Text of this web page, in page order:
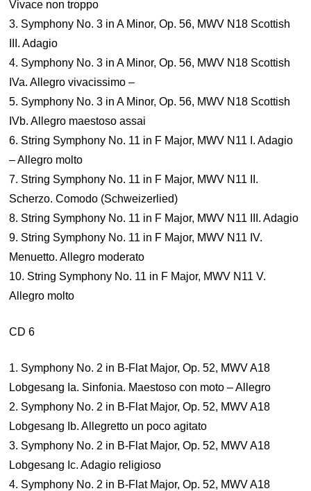
Vivace non troppo
3. Symphony No. 3 in A Minor, Op. 56, MWV N18 Scottish
III. Adagio
4. Symphony No. 3 in A Minor, Op. 56, MWV N18 Scottish
IVa. Allegro vivacissimo –
5. Symphony No. 3 in A Minor, Op. 56, MWV N18 Scottish
IVb. Allegro maestoso assai
6. String Symphony No. 11 in F Major, MWV N11 I. Adagio
– Allegro molto
7. String Symphony No. 11 in F Major, MWV N11 II.
Scherzo. Comodo (Schweizerlied)
8. String Symphony No. 11 in F Major, MWV N11 III. Adagio
9. String Symphony No. 11 in F Major, MWV N11 IV.
Menuetto. Allegro moderato
10. String Symphony No. 11 in F Major, MWV N11 V.
Allegro molto
CD 6
1. Symphony No. 2 in B-Flat Major, Op. 52, MWV A18
Lobgesang Ia. Sinfonia. Maestoso con moto – Allegro
2. Symphony No. 2 in B-Flat Major, Op. 52, MWV A18
Lobgesang Ib. Allegretto un poco agitato
3. Symphony No. 2 in B-Flat Major, Op. 52, MWV A18
Lobgesang Ic. Adagio religioso
4. Symphony No. 2 in B-Flat Major, Op. 52, MWV A18